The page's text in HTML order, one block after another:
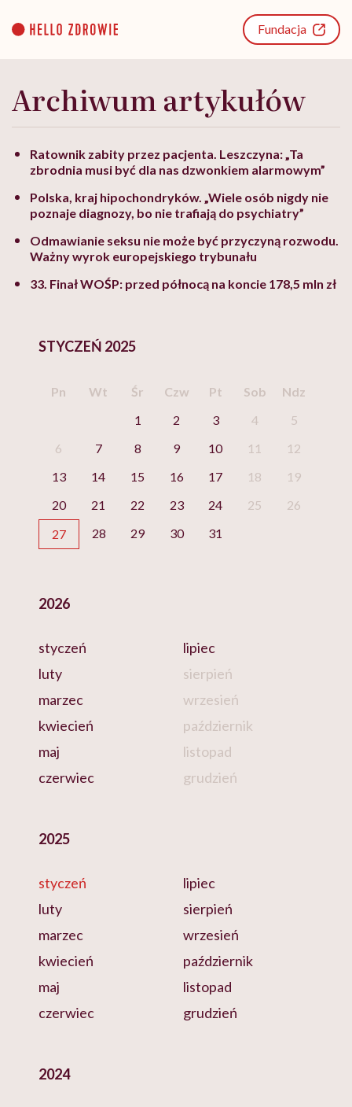
content
Fundacja
Archiwum artykułów
Ratownik zabity przez pacjenta. Leszczyna: „Ta
zbrodnia musi być dla nas dzwonkiem alarmowym”
Polska, kraj hipochondryków. „Wiele osób nigdy nie
poznaje diagnozy, bo nie trafiają do psychiatry”
Odmawianie seksu nie może być przyczyną rozwodu.
Ważny wyrok europejskiego trybunału
33. Finał WOŚP: przed północą na koncie 178,5 mln zł
STYCZEŃ 2025
Pn Wt Śr Czw Pt Sob
Ndz
1
2 3 4
5
6
7 8 9 10 11
12
13
14 15 16 17 18
19
20
21 22 23 24 25
26
27
28 29 30 31
2026
styczeń
luty
marzec
kwiecień
maj
czerwiec
lipiec
sierpień
wrzesień
październik
listopad
grudzień
2025
styczeń
luty
marzec
kwiecień
maj
czerwiec
lipiec
sierpień
wrzesień
październik
listopad
grudzień
2024